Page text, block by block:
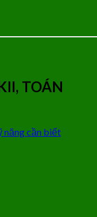
TOÁN
năng cần biết